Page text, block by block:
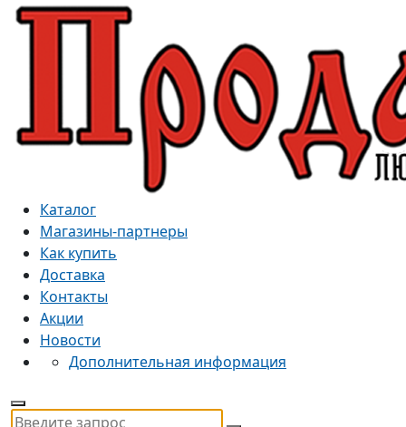
Каталог
Магазины-партнеры
Как купить
Доставка
Контакты
Акции
Новости
Дополнительная информация